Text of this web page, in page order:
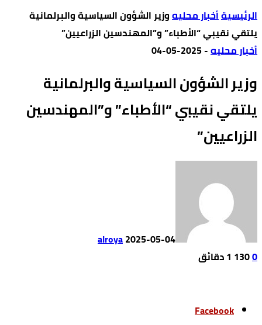
‫الرئيسية‬أخبار محليهوزير الشؤون السياسية والبرلمانية
يلتقي نقيبي “الأطباء” و”المهندسين الزراعيين”
أخبار محليه-
2025-05-04
وزير الشؤون السياسية والبرلمانية
يلتقي نقيبي “الأطباء” و”المهندسين
الزراعيين”
alroya2025-05-04
0
130 1 ‫دقائق‬
Facebook